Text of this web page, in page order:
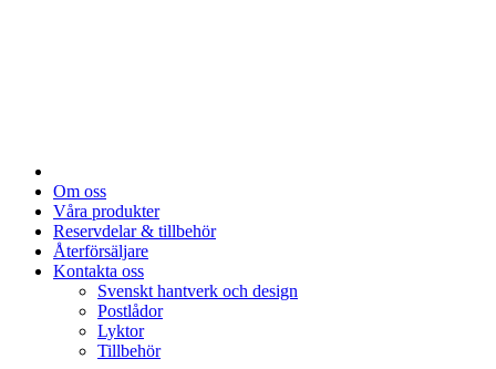
Om oss
Våra produkter
Reservdelar & tillbehör
Återförsäljare
Kontakta oss
Svenskt hantverk och design
Postlådor
Lyktor
Tillbehör